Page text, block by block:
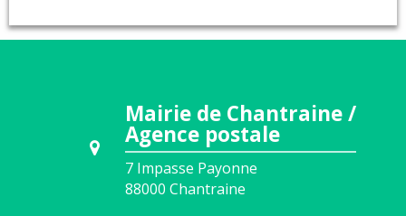
Mairie de Chantraine /
Agence postale
7 Impasse Payonne
88000 Chantraine